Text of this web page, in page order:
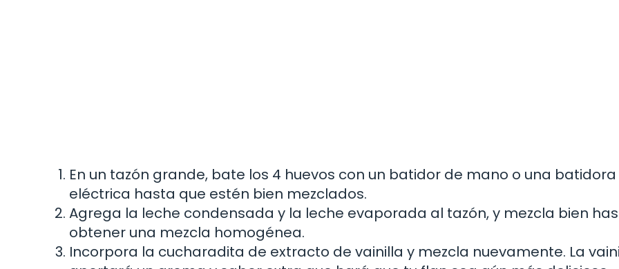
En un tazón grande, bate los 4 huevos con un batidor de mano o una batidora
eléctrica hasta que estén bien mezclados.
Agrega la leche condensada y la leche evaporada al tazón, y mezcla bien
obtener una mezcla homogénea.
Incorpora la cucharadita de extracto de vainilla y mezcla nuevamente. La